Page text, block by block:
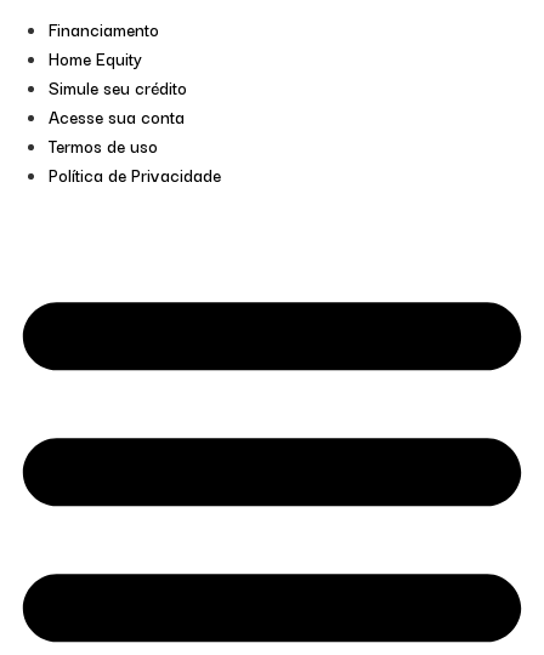
Financiamento
Home Equity
Simule seu crédito
Acesse sua conta
Termos de uso
Política de Privacidade